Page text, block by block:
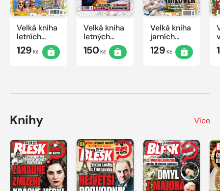
Velká kniha
letních
křížovek
2026
129 Kč
Velká kniha
letných
krížoviek s
TV JOJ
150Kč
Velká kniha
jarních
křížovek
2026
129 Kč
Knihy Více